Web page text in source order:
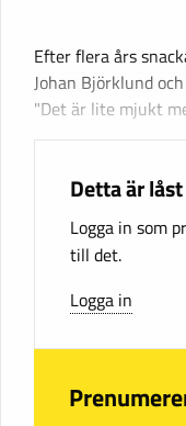
Efter flera års
Johan Björklund
"Det är lite mjukt
Detta är
Logga in som
till det.
Logga in